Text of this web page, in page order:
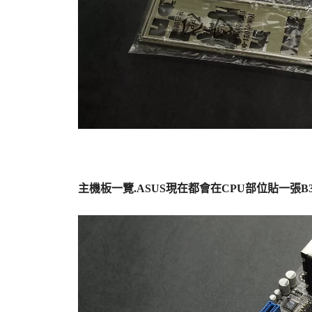
主機板一覽.ASUS現在都會在CPU部位貼一張